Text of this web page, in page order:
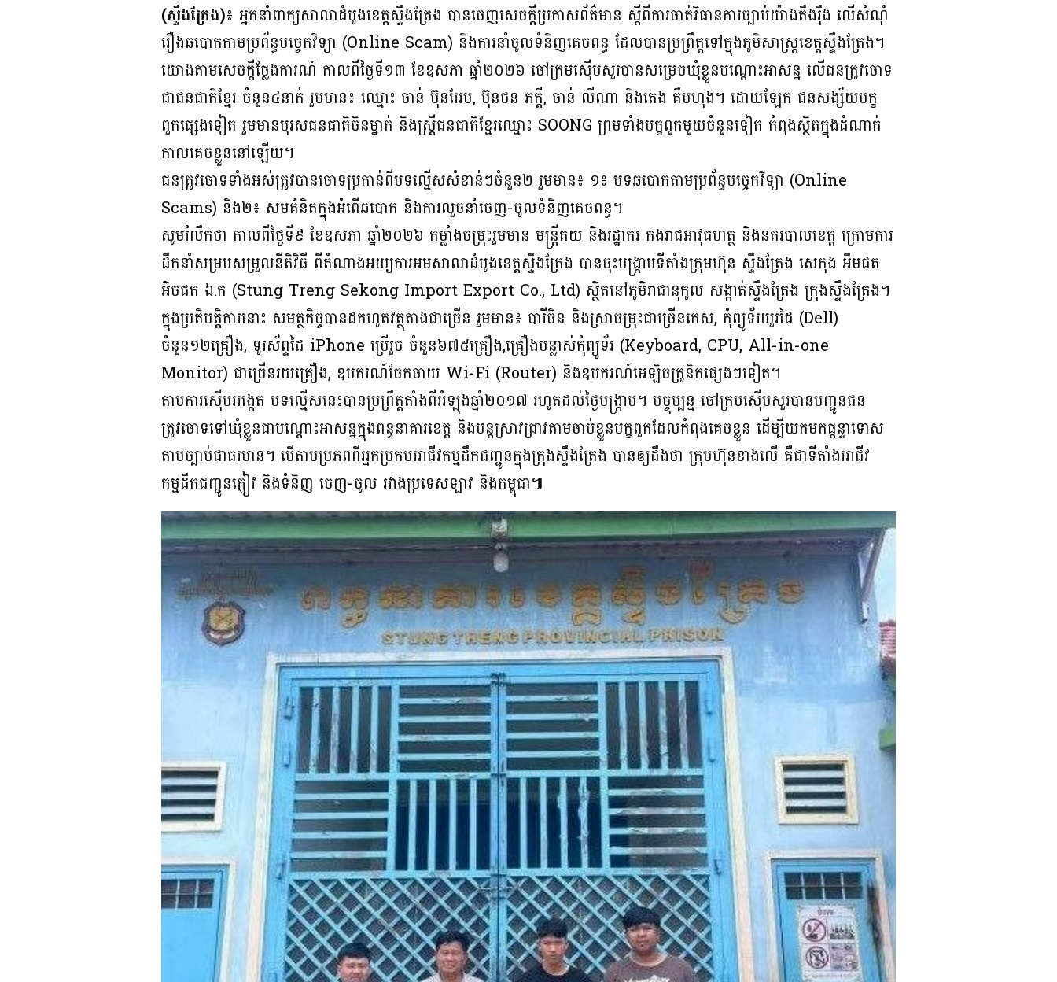
(ស្ទឹងត្រែង)៖ អ្នកនាំពាក្យសាលាដំបូងខេត្តស្ទឹងត្រែង បានចេញសេចក្តីប្រកាសព័ត៌មាន ស្តីពីការចាត់វិធានការច្បាប់យ៉ាងតឹងរ៉ឹង លើសំណុំ
រឿងឆបោកតាមប្រព័ន្ធបច្ចេកវិទ្យា (Online Scam) និងការនាំចូលទំនិញគេចពន្ធ ដែលបានប្រព្រឹត្តទៅក្នុងភូមិសាស្ត្រខេត្តស្ទឹងត្រែង។
យោងតាមសេចក្តីថ្លែងការណ៍ កាលពីថ្ងៃទី១៣ ខែឧសភា ឆ្នាំ២០២៦ ចៅក្រមស៊ើបសួរបានសម្រេចឃុំខ្លួនបណ្តោះអាសន្ន លើជនត្រូវចោទ
ជាជនជាតិខ្មែរ ចំនួន៤នាក់ រួមមាន៖ ឈ្មោះ ចាន់ ប៊ុនអែម, ប៊ុនថន ភក្តី, ចាន់ លីណា និងតេង គឹមហុង។ ដោយឡែក ជនសង្ស័យបក្ខ
ពួកផ្សេងទៀត រួមមានបុរសជនជាតិចិនម្នាក់ និងស្ត្រីជនជាតិខ្មែរឈ្មោះ SOONG ព្រមទាំងបក្ខពួកមួយចំនួនទៀត កំពុងស្ថិតក្នុងដំណាក់
កាលគេចខ្លួននៅឡើយ។
ជនត្រូវចោទទាំងអស់ត្រូវបានចោទប្រកាន់ពីបទល្មើសសំខាន់ៗចំនួន២ រួមមាន៖ ១៖ បទឆបោកតាមប្រព័ន្ធបច្ចេកវិទ្យា (Online
Scams) និង២៖ សមគំនិតក្នុងអំពើឆបោក និងការលួចនាំចេញ-ចូលទំនិញគេចពន្ធ។
សូមរំលឹកថា កាលពីថ្ងៃទី៩ ខែឧសភា ឆ្នាំ២០២៦ កម្លាំងចម្រុះរួមមាន មន្ត្រីគយ និងរដ្ឋាករ កងរាជអាវុធហត្ថ និងនគរបាលខេត្ត ក្រោមការ
ដឹកនាំសម្របសម្រួលនីតិវិធី ពីតំណាងអយ្យការអមសាលាដំបូងខេត្តស្ទឹងត្រែង បានចុះបង្ក្រាបទីតាំងក្រុមហ៊ុន ស្ទឹងត្រែង សេកុង អឹមផត
អិចផត ឯ.ក (Stung Treng Sekong Import Export Co., Ltd) ស្ថិតនៅភូមិរាជានុកូល សង្កាត់ស្ទឹងត្រែង ក្រុងស្ទឹងត្រែង។
ក្នុងប្រតិបត្តិការនោះ សមត្ថកិច្ចបានដកហូតវត្ថុតាងជាច្រើន រួមមាន៖ បារីចិន និងស្រាចម្រុះជាច្រើនកេស, កុំព្យូទ័រយួរដៃ (Dell)
ចំនួន១២គ្រឿង, ទូរស័ព្ទដៃ iPhone ប្រើរួច ចំនួន៦៧៥គ្រឿង,គ្រឿងបន្លាស់កុំព្យូទ័រ (Keyboard, CPU, All-in-one
Monitor) ជាច្រើនរយគ្រឿង, ឧបករណ៍ចែកចាយ Wi-Fi (Router) និងឧបករណ៍អេឡិចត្រូនិកផ្សេងៗទៀត។
តាមការស៊ើបអង្កេត បទល្មើសនេះបានប្រព្រឹត្តតាំងពីអំឡុងឆ្នាំ២០១៧ រហូតដល់ថ្ងៃបង្ក្រាប។ បច្ចុប្បន្ន ចៅក្រមស៊ើបសួរបានបញ្ជូនជន
ត្រូវចោទទៅឃុំខ្លួនជាបណ្តោះអាសន្នក្នុងពន្ធនាគារខេត្ត និងបន្តស្រាវជ្រាវតាមចាប់ខ្លួនបក្ខពួកដែលកំពុងគេចខ្លួន ដើម្បីយកមកផ្តន្ទាទោស
តាមច្បាប់ជាធរមាន។ បើតាមប្រភពពីអ្នកប្រកបអាជីវកម្មដឹកជញ្ជូនក្នុងក្រុងស្ទឹងត្រែង បានឲ្យដឹងថា ក្រុមហ៊ុនខាងលើ គឺជាទីតាំងអាជីវ
កម្មដឹកជញ្ជូនភ្ញៀវ និងទំនិញ ចេញ-ចូល រវាងប្រទេសឡាវ និងកម្ពុជា៕